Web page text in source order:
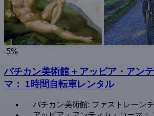
-5%
バチカン美術館 + アッピア・アン
マ： 1時間自転車レンタル
バチカン美術館: ファストレーン